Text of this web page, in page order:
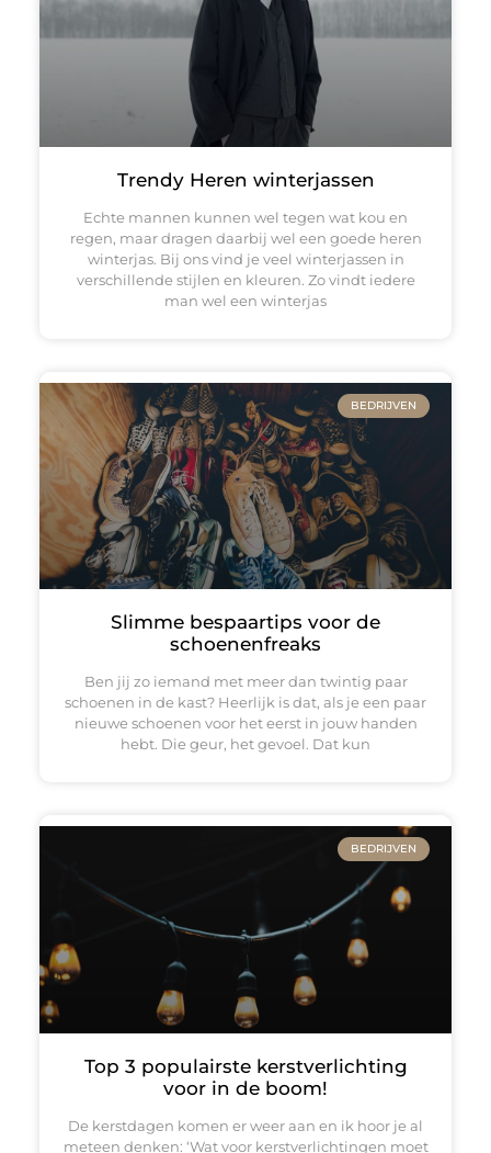
Trendy Heren winterjassen
Echte mannen kunnen wel tegen wat kou en
regen, maar dragen daarbij wel een goede heren
winterjas. Bij ons vind je veel winterjassen in
verschillende stijlen en kleuren. Zo vindt iedere
man wel een winterjas
BEDRIJVEN
Slimme bespaartips voor de
schoenenfreaks
Ben jij zo iemand met meer dan twintig paar
schoenen in de kast? Heerlijk is dat, als je een paar
nieuwe schoenen voor het eerst in jouw handen
hebt. Die geur, het gevoel. Dat kun
BEDRIJVEN
Top 3 populairste kerstverlichting
voor in de boom!
De kerstdagen komen er weer aan en ik hoor je al
meteen denken: ‘Wat voor kerstverlichtingen moet